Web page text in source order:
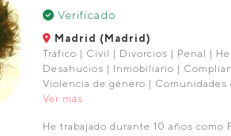
Verificado
Madrid (Madrid)
Tráfico | Civil | Divorcios | Penal |
Desahucios | Inmobiliario |
Violencia de género | Comunidades
Ver más
He trabajado durante 10 años